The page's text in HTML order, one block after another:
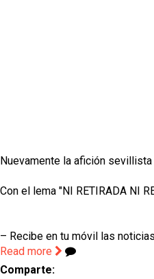
Nuevamente la afición
Con el lema "NI RETIRADA NI
– Recibe en tu móvil las
Read more
Comparte: